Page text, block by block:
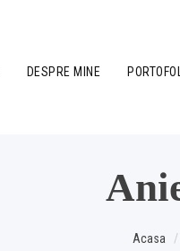
DESPRE MINE
Acasa